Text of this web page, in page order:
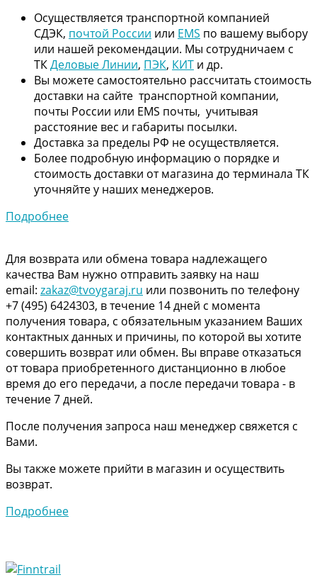
Осуществляется транспортной компанией
СДЭК, почтой России или EMS по вашему выбору
или нашей рекомендации. Мы сотрудничаем с
ТКДеловые Линии, ПЭК, КИТ и др.
Вы можете самостоятельно рассчитать стоимость
доставки на сайте транспортной компании,
почты России или EMS почты, учитывая
расстояние вес и габариты посылки.
Доставка за пределы РФ не осуществляется.
Более подробную информацию о порядке и
стоимость доставки от магазина до терминала ТК
уточняйте у наших менеджеров.
Подробнее
Для возврата или обмена товара надлежащего
качества Вам нужно отправить заявку на наш
email: zakaz@tvoygaraj.ru или позвонить по телефону
+7 (495) 6424303, в течение 14 дней с момента
получения товара, с обязательным указанием Ваших
контактных данных и причины, по которой вы хотите
совершить возврат или обмен. Вы вправе отказаться
от товара приобретенного дистанционно в любое
время до его передачи, а после передачи товара - в
течение 7 дней.
После получения запроса наш менеджер свяжется с
Вами.
Вы также можете прийти в магазин и осуществить
возврат.
Подробнее